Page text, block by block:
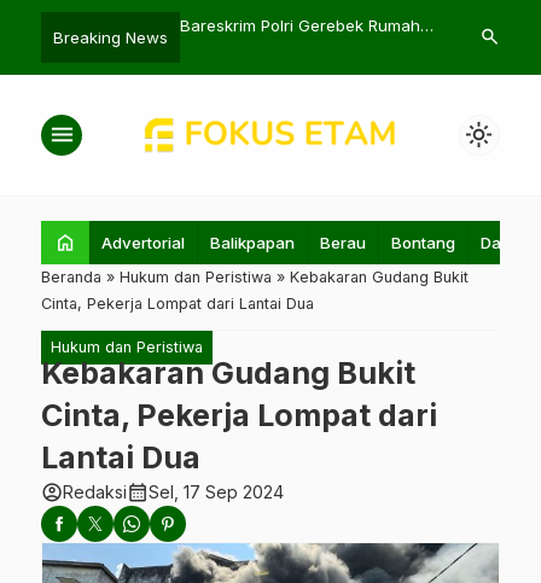
Breaking News
UMKM dan Budaya
Bareskrim Polri Gerebek Rumah
Pemkab
search
menu light_mode
home Advertorial Balikpapan Berau Bontang Daerah
Beranda » Hukum dan Peristiwa » Kebakaran Gudang Bukit
Cinta, Pekerja Lompat dari Lantai Dua
Hukum dan Peristiwa
Kebakaran Gudang Bukit
Cinta, Pekerja Lompat dari
Lantai Dua
account_circleRedaksicalendar_monthSel, 17 Sep 2024